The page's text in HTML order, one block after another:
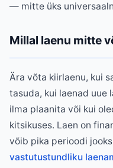
— mitte üks
Millal laenu mitte
Ära võta kiirlaenu, kui
tasuda, kui laenad uue
ilma plaanita või kui
kitsikuses. Laen on
võib pika perioodi
vastutustundliku